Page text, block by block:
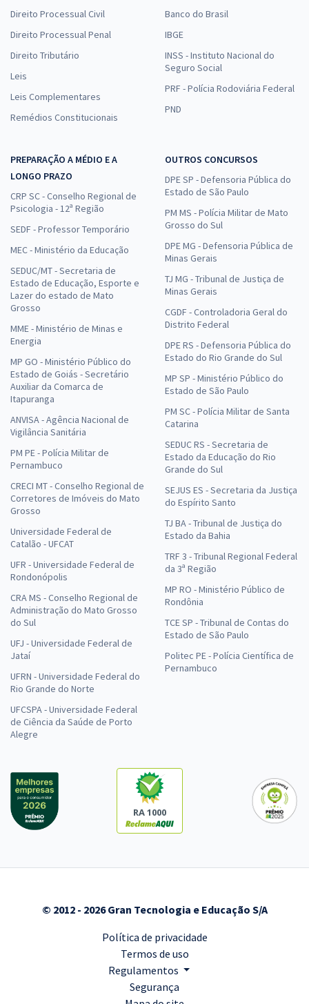
Direito Processual Civil
Direito Processual Penal
Direito Tributário
Leis
Leis Complementares
Remédios Constitucionais
Banco do Brasil
IBGE
INSS - Instituto Nacional do
Seguro Social
PRF - Polícia Rodoviária Federal
PND
PREPARAÇÃO A MÉDIO E A
LONGO PRAZO
CRP SC - Conselho Regional de
Psicologia - 12ª Região
SEDF - Professor Temporário
MEC - Ministério da Educação
SEDUC/MT - Secretaria de
Estado de Educação, Esporte e
Lazer do estado de Mato
Grosso
MME - Ministério de Minas e
Energia
MP GO - Ministério Público do
Estado de Goiás - Secretário
Auxiliar da Comarca de
Itapuranga
ANVISA - Agência Nacional de
Vigilância Sanitária
PM PE - Polícia Militar de
Pernambuco
CRECI MT - Conselho Regional de
Corretores de Imóveis do Mato
Grosso
Universidade Federal de
Catalão - UFCAT
UFR - Universidade Federal de
Rondonópolis
CRA MS - Conselho Regional de
Administração do Mato Grosso
do Sul
UFJ - Universidade Federal de
Jataí
UFRN - Universidade Federal do
Rio Grande do Norte
UFCSPA - Universidade Federal
de Ciência da Saúde de Porto
Alegre
OUTROS CONCURSOS
DPE SP - Defensoria Pública do
Estado de São Paulo
PM MS - Polícia Militar de Mato
Grosso do Sul
DPE MG - Defensoria Pública de
Minas Gerais
TJ MG - Tribunal de Justiça de
Minas Gerais
CGDF - Controladoria Geral do
Distrito Federal
DPE RS - Defensoria Pública do
Estado do Rio Grande do Sul
MP SP - Ministério Público do
Estado de São Paulo
PM SC - Polícia Militar de Santa
Catarina
SEDUC RS - Secretaria de
Estado da Educação do Rio
Grande do Sul
SEJUS ES - Secretaria da Justiça
do Espírito Santo
TJ BA - Tribunal de Justiça do
Estado da Bahia
TRF 3 - Tribunal Regional Federal
da 3ª Região
MP RO - Ministério Público de
Rondônia
TCE SP - Tribunal de Contas do
Estado de São Paulo
Politec PE - Polícia Científica de
Pernambuco
RA 1000
© 2012 - 2026 Gran Tecnologia e Educação S/A
Política de privacidade
Termos de uso
Regulamentos
Segurança